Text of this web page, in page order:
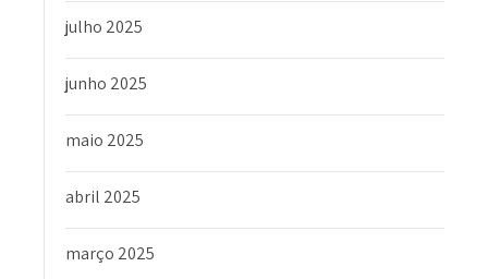
julho 2025
junho 2025
maio 2025
abril 2025
março 2025